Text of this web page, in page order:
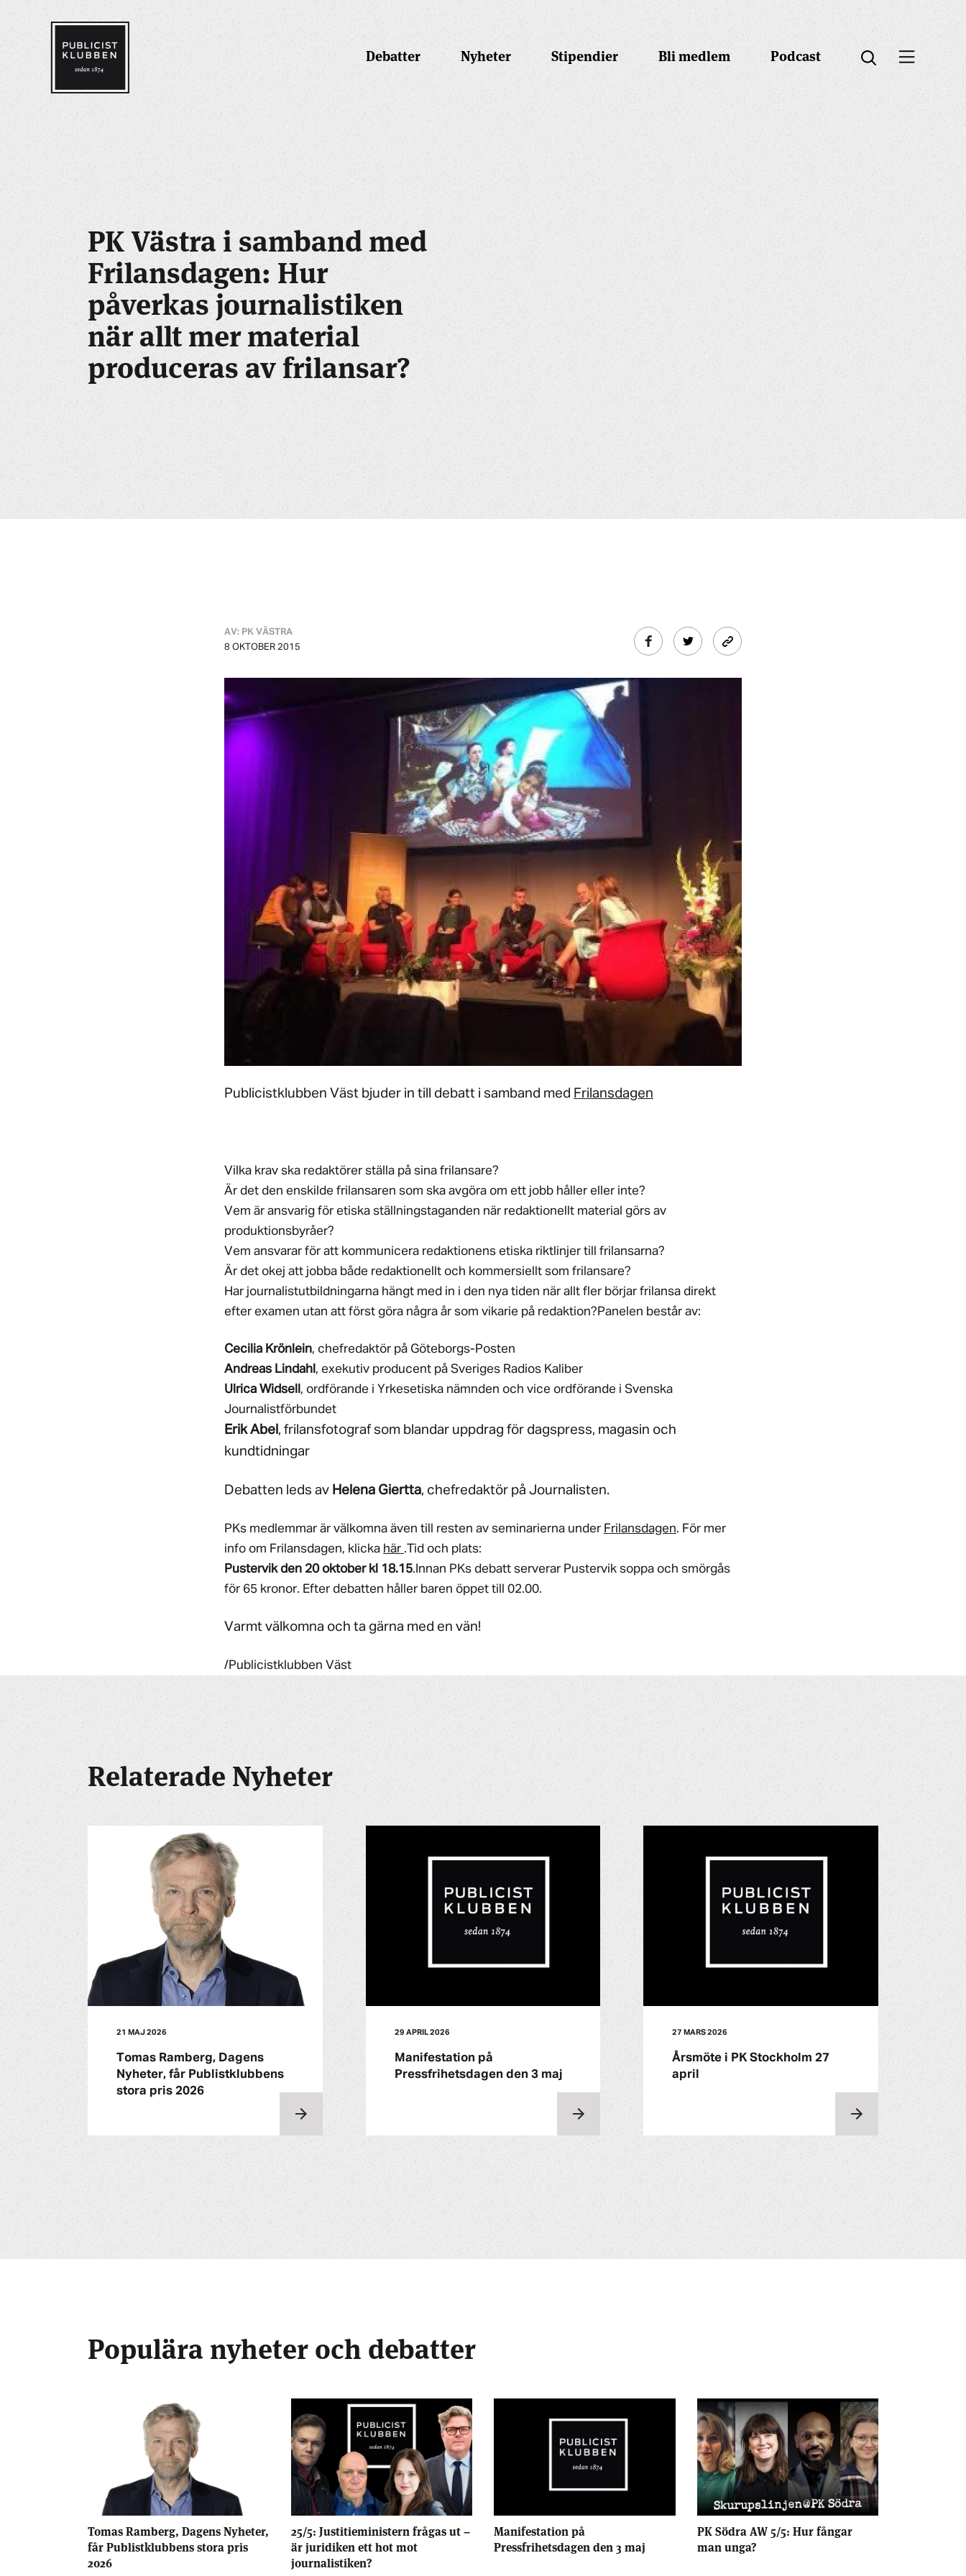
Debatter Nyheter Stipendier Bli medlem Podcast Öppna sök
Öppna menyn
PK Västra i samband med
Frilansdagen: Hur
påverkas journalistiken
när allt mer material
produceras av frilansar?
AV: PK VÄSTRA
8 OKTOBER 2015
Publicistklubben Väst bjuder in till debatt i samband med Frilansdagen
Vilka krav ska redaktörer ställa på sina frilansare?
Är det den enskilde frilansaren som ska avgöra om ett jobb håller eller inte?
Vem är ansvarig för etiska ställningstaganden när redaktionellt material görs av
produktionsbyråer?
Vem ansvarar för att kommunicera redaktionens etiska riktlinjer till frilansarna?
Är det okej att jobba både redaktionellt och kommersiellt som frilansare?
Har journalistutbildningarna hängt med in i den nya tiden när allt fler börjar frilansa direkt
efter examen utan att först göra några år som vikarie på redaktion?Panelen består av:
Cecilia Krönlein, chefredaktör på Göteborgs-Posten
Andreas Lindahl , exekutiv producent på Sveriges Radios Kaliber
Ulrica Widsell , ordförande i Yrkesetiska nämnden och vice ordförande i Svenska
Journalistförbundet
Erik Abel , frilansfotograf som blandar uppdrag för dagspress, magasin och
kundtidningar
Debatten leds av Helena Giertta, chefredaktör på Journalisten.
PKs medlemmar är välkomna även till resten av seminarierna under Frilansdagen. För mer
info om Frilansdagen, klicka här .Tid och plats:
Pustervik den 20 oktober kl 18.15.Innan PKs debatt serverar Pustervik soppa och smörgås
för 65 kronor. Efter debatten håller baren öppet till 02.00.
Varmt välkomna och ta gärna med en vän!
/Publicistklubben Väst
Relaterade Nyheter
21 MAJ 2026
Tomas Ramberg, Dagens
Nyheter, får Publistklubbens
stora pris 2026
29 APRIL 2026
Manifestation på
Pressfrihetsdagen den 3 maj
27 MARS 2026
Årsmöte i PK Stockholm 27
april
Populära nyheter och debatter
Tomas Ramberg, Dagens Nyheter,
får Publistklubbens stora pris
2026
25/5: Justitieministern frågas ut –
är juridiken ett hot mot
journalistiken?
Manifestation på
Pressfrihetsdagen den 3 maj
PK Södra AW 5/5: Hur fångar
man unga?